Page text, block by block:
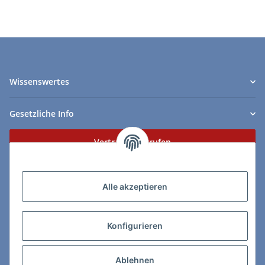
Alle akzeptieren
Konfigurieren
Ablehnen
Wissenswertes
Gesetzliche Info
Vertrag widerrufen